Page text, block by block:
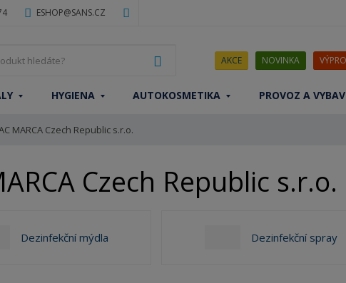
ESHOP@SANS.CZ
ý
u
k
AKCE NOVINKA
HYGIENA AUTOKOSMETIKA PROVOZ A
MARCA Czech Republic s.r.o.
Czech Republic s.r.o.
Dezinfekční mýdla Dezinfekční spray